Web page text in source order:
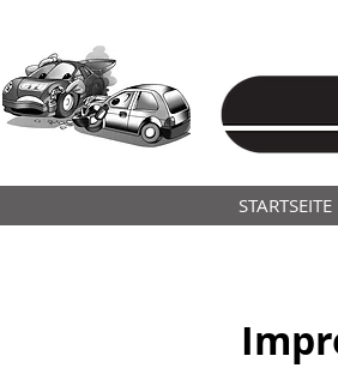
STARTSEITE